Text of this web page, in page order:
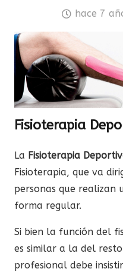
hace 7
Fisioterapia
La Fisioterapia
Fisioterapia, que va
personas que realizan
forma regular.
Si bien la función del
es similar a la del
profesional debe